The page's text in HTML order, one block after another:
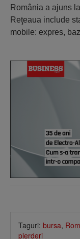
România a ajuns
Reţeaua include
mobile: expres,
Taguri: bursa,
pierderi